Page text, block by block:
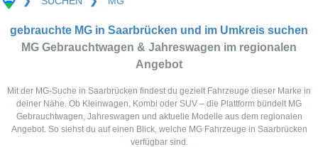
gebrauchte MG in Saarbrücken und im Umkreis suchen
MG Gebrauchtwagen & Jahreswagen im regionalen
Angebot
Mit der MG-Suche in Saarbrücken findest du gezielt Fahrzeuge dieser Marke in
deiner Nähe. Ob Kleinwagen, Kombi oder SUV – die Plattform bündelt MG
Gebrauchtwagen, Jahreswagen und aktuelle Modelle aus dem regionalen
Angebot. So siehst du auf einen Blick, welche MG Fahrzeuge in Saarbrücken
verfügbar sind.